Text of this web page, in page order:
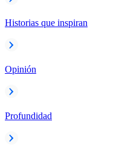
Historias que inspiran
Opinión
Profundidad